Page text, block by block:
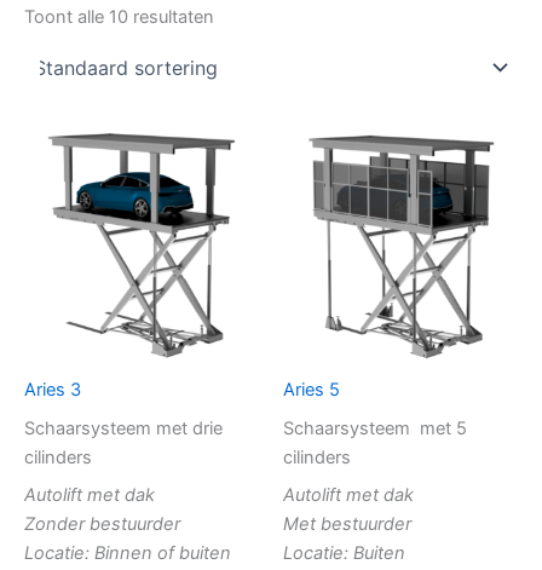
Toont alle 10 resultaten
Aries 3
Schaarsysteem met drie
cilinders
Autolift met dak
Zonder bestuurder
Locatie: Binnen of buiten
Aries 5
Schaarsysteem met 5
cilinders
Autolift met dak
Met bestuurder
Locatie: Buiten